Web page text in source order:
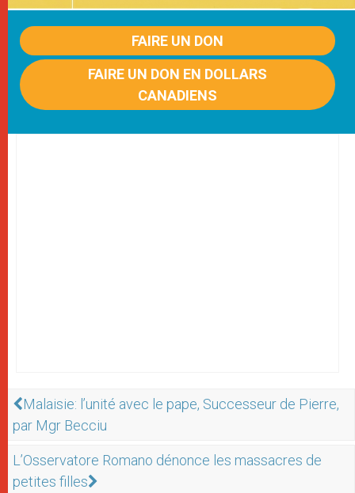
FAIRE UN DON
FAIRE UN DON EN DOLLARS
CANADIENS
Malaisie: l’unité avec le pape, Successeur de Pierre,
par Mgr Becciu
L’Osservatore Romano dénonce les massacres de
petites filles